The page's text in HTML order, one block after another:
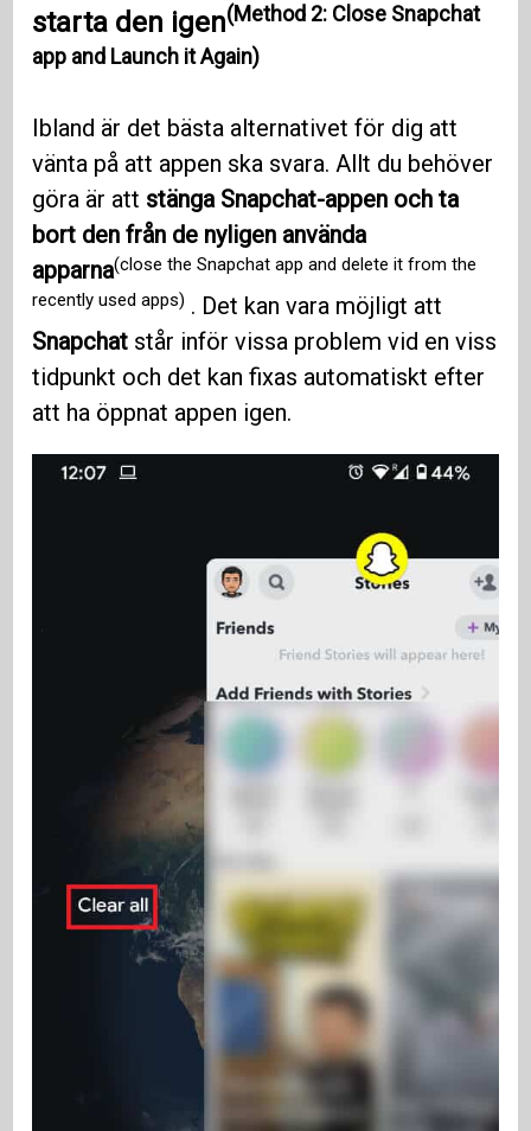
starta den igen(Method 2: Close Snapchat
app and Launch it Again)
Ibland är det bästa alternativet för dig att
vänta på att appen ska svara. Allt du behöver
göra är att stänga Snapchat-appen och ta
bort den från de nyligen använda
apparna(close the Snapchat app and delete it from the
recently used apps) . Det kan vara möjligt att
Snapchat står inför vissa problem vid en viss
tidpunkt och det kan fixas automatiskt efter
att ha öppnat appen igen.